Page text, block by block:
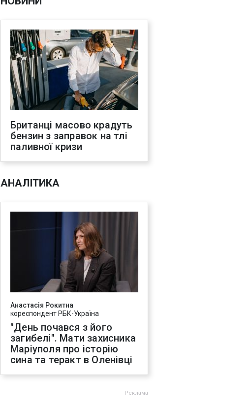
Британці масово крадуть
бензин з заправок на тлі
паливної кризи
АНАЛІТИКА
Анастасія Рокитна
кореспондент РБК-Україна
"День почався з його
загибелі". Мати захисника
Маріуполя про історію
сина та теракт в Оленівці